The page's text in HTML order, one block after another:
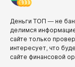
Деньги ТОП — не
делимся
сайте только
интересует, что
сайте финансовой